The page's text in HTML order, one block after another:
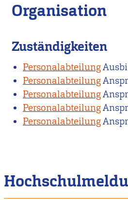
Organisation
Zuständigkeiten
Personalabteilung
Personalabteilung
Personalabteilung
Personalabteilung
Personalabteilung